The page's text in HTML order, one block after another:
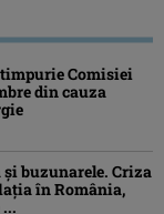
Comisiei
din cauza
și buzunarele. Criza
în România,